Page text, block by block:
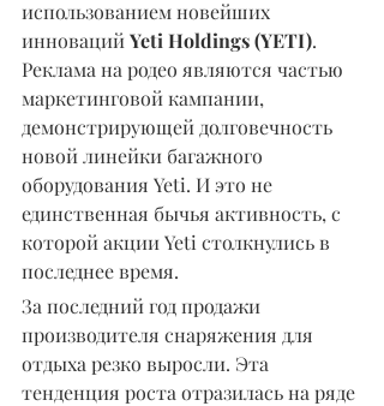
использованием новейших
инноваций Yeti Holdings (YETI).
Реклама на родео являются частью
маркетинговой кампании,
демонстрирующей долговечность
новой линейки багажного
оборудования Yeti. И это не
единственная бычья активность, с
которой акции Yeti столкнулись в
последнее время.
За последний год продажи
производителя снаряжения для
отдыха резко выросли. Эта
тенденция роста отразилась на ряде